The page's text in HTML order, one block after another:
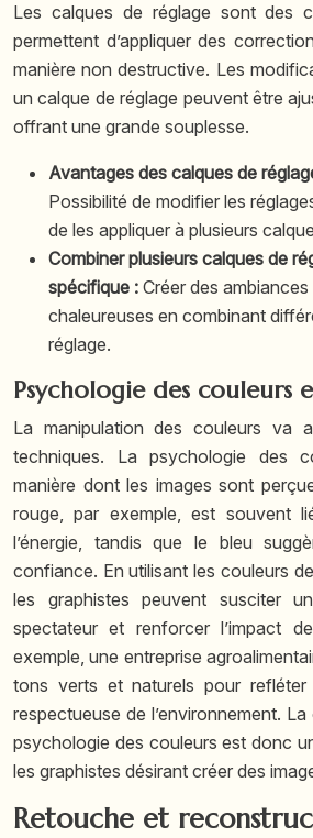
Les calques de réglage sont des
permettent d’appliquer des
manière non destructive. Les
un calque de réglage peuvent être
offrant une grande souplesse.
Avantages des calques de
Possibilité de modifier les
de les appliquer à plusieurs
Combiner plusieurs calques de
spécifique : Créer des
chaleureuses en combinant
réglage.
Psychologie des couleurs
La manipulation des couleurs va
techniques. La psychologie des
manière dont les images sont
rouge, par exemple, est souvent
l’énergie, tandis que le bleu
confiance. En utilisant les couleurs
les graphistes peuvent susciter
spectateur et renforcer l’impact
exemple, une entreprise
tons verts et naturels pour
respectueuse de l’environnement.
psychologie des couleurs est donc
les graphistes désirant créer des
Retouche et